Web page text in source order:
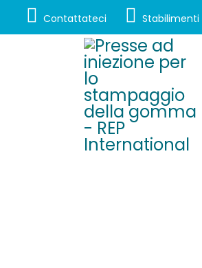
Contattateci Stabilimenti